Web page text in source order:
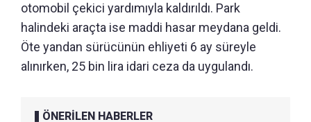
otomobil çekici yardımıyla kaldırıldı. Park
halindeki araçta ise maddi hasar meydana geldi.
Öte yandan sürücünün ehliyeti 6 ay süreyle
alınırken, 25 bin lira idari ceza da uygulandı.
ÖNERİLEN HABERLER